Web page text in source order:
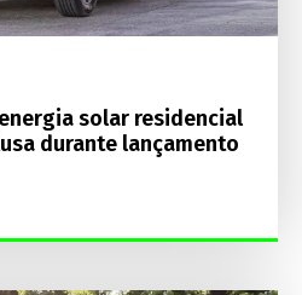
solar residencial
durante lançamento